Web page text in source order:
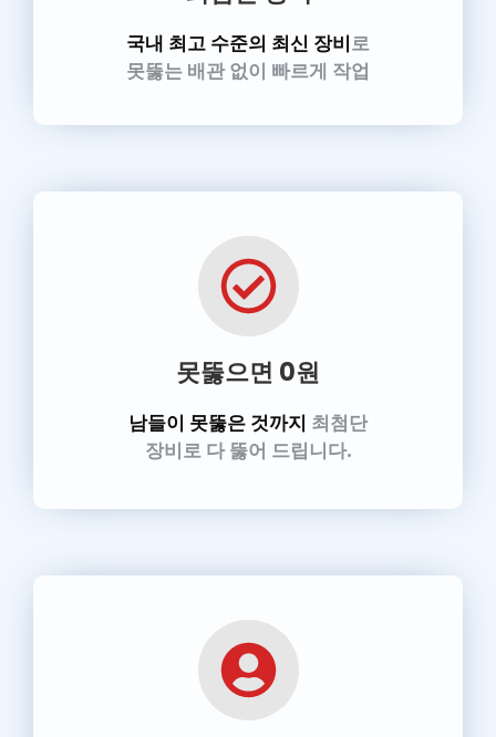
국내 최고 수준의 최신 장비로
못뚫는 배관 없이 빠르게 작업
못뚫으면 0원
남들이 못뚫은 것까지 최첨단
장비로 다 뚫어 드립니다.